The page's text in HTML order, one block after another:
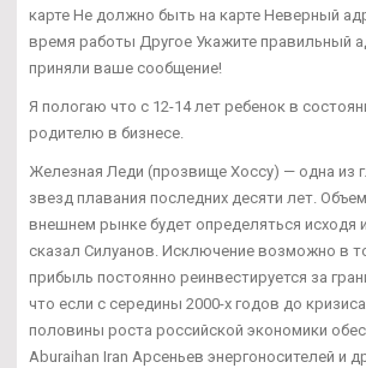
карте Не должно быть на карте Неверный
время работы Другое Укажите правильный
приняли ваше сообщение!
Я пологаю что с 12-14 лет ребенок в
родителю в бизнесе.
Железная Леди (прозвище Хоссу) — одна из
звезд плавания последних десяти лет.
внешнем рынке будет определяться исходя
сказал Силуанов. Исключение возможно в
прибыль постоянно реинвестируется за
что если с середины 2000-х годов до
половины роста российской экономики
Aburaihan Iran Арсеньев энергоносителей и